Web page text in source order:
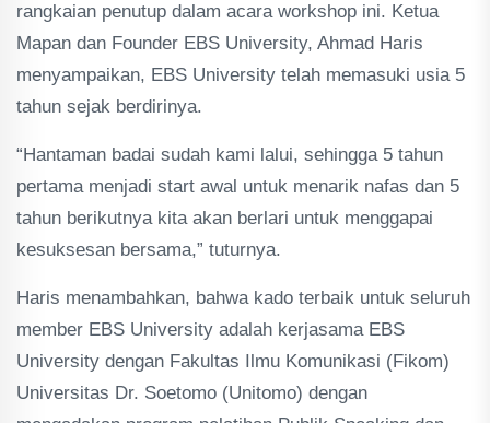
rangkaian penutup dalam acara workshop ini. Ketua
Mapan dan Founder EBS University, Ahmad Haris
menyampaikan, EBS University telah memasuki usia 5
tahun sejak berdirinya.
“Hantaman badai sudah kami lalui, sehingga 5 tahun
pertama menjadi start awal untuk menarik nafas dan 5
tahun berikutnya kita akan berlari untuk menggapai
kesuksesan bersama,” tuturnya.
Haris menambahkan, bahwa kado terbaik untuk seluruh
member EBS University adalah kerjasama EBS
University dengan Fakultas Ilmu Komunikasi (Fikom)
Universitas Dr. Soetomo (Unitomo) dengan